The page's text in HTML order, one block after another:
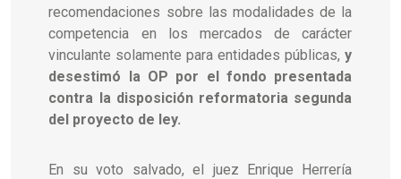
recomendaciones sobre las modalidades de la
competencia en los mercados de carácter
vinculante solamente para entidades públicas,y
desestimó la OP por el fondo presentada
contra la disposición reformatoria segunda
del proyecto de ley.
En su voto salvado, el juez Enrique Herrería